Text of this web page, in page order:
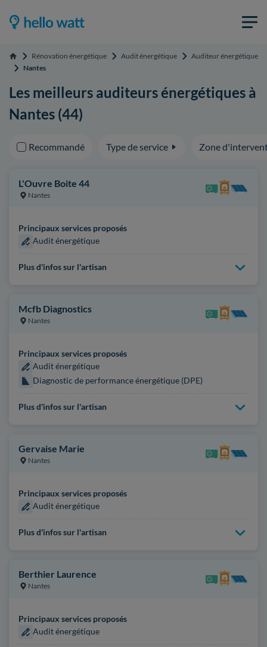
Accueil Rénovation énergétique Audit énergétique
Auditeur énergétique
Nantes
Les meilleurs auditeurs énergétiques à
Nantes (44)
Recommandé Type de service Zone
L'Ouvre Boite 44
Nantes
Principaux services proposés
Audit énergétique
Plus d'infos sur l'artisan
Mcfb Diagnostics
Nantes
Principaux services proposés
Audit énergétique
Diagnostic de performance énergétique (DPE)
Plus d'infos sur l'artisan
Gervaise Marie
Nantes
Principaux services proposés
Audit énergétique
Plus d'infos sur l'artisan
Berthier Laurence
Nantes
Principaux services proposés
Audit énergétique